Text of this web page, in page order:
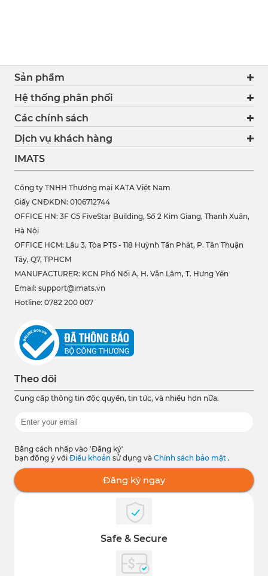
Sản phẩm
Hệ thống phân phối
Các chính sách
Dịch vụ khách hàng
IMATS
Công ty TNHH Thương mại KATA Việt Nam
Giấy CNĐKDN: 0106712744
OFFICE HN: 3F G5 FiveStar Building, Số 2 Kim Giang, Thanh Xuân,
Hà Nội
OFFICE HCM: Lầu 3, Tòa PTS - 118 Huỳnh Tấn Phát, P. Tân Thuận
Tây, Q7, TPHCM
MANUFACTURER: KCN Phố Nối A, H. Văn Lâm, T. Hưng Yên
Email: support@imats.vn
Hotline: 0782 200 007
Theo dõi
Cung cấp thông tin độc quyền, tin tức, và nhiều hơn nữa.
Bằng cách nhấp vào 'Đăng ký'
bạn đồng ý với Điều khoản sử dụng và Chính sách bảo mật .
Đăng ký ngay
Safe & Secure